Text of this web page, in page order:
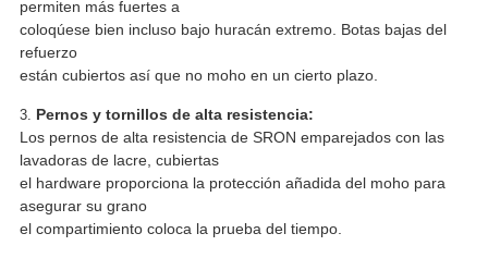
permiten más fuertes a
coloqúese bien incluso bajo huracán extremo. Botas bajas del
refuerzo
están cubiertos así que no moho en un cierto plazo.
3. Pernos y tornillos de alta resistencia:
Los pernos de alta resistencia de SRON emparejados con las
lavadoras de lacre, cubiertas
el hardware proporciona la protección añadida del moho para
asegurar su grano
el compartimiento coloca la prueba del tiempo.